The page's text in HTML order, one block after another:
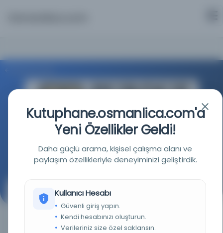
Purdue Üniversitesi Kütüphaneleri
Kaynağa git
İḥyāʾ al-ʻulūm fī Arapça gazeteler li-hujat al-Islām
Muḥammad al-Ghazzālī : v.1
Gazzâlî, 1058-1111
Kutuphane.osmanlica.com'a
Yeni Özellikler Geldi!
Daha güçlü arama, kişisel çalışma alanı ve
paylaşım özellikleriyle deneyiminizi geliştirdik.
Kullanıcı Hesabı
Güvenli giriş yapın.
Kendi hesabınızı oluşturun.
Verileriniz size özel saklansın.